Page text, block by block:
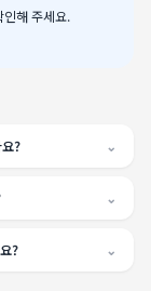
인해 주세요.
? ⌄
⌄
? ⌄